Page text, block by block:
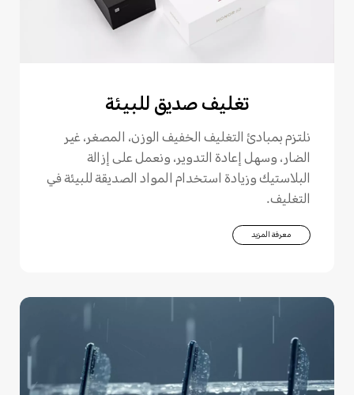
تغليف صديق للبيئة
نلتزم بمبادئ التغليف الخفيف الوزن، المصغر، غير
الضار، وسهل إعادة التدوير، ونعمل على إزالة
البلاستيك وزيادة استخدام المواد الصديقة للبيئة في
التغليف.
معرفة المزيد